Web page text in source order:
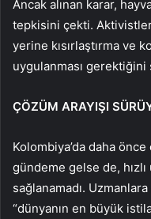
Ancak alınan karar,
tepkisini çekti.
yerine kısırlaştırma ve
uygulanması gerektiğini
ÇÖZÜM ARAYIŞI
Kolombiya’da daha önce
gündeme gelse de,
sağlanamadı.
“dünyanın en büyük